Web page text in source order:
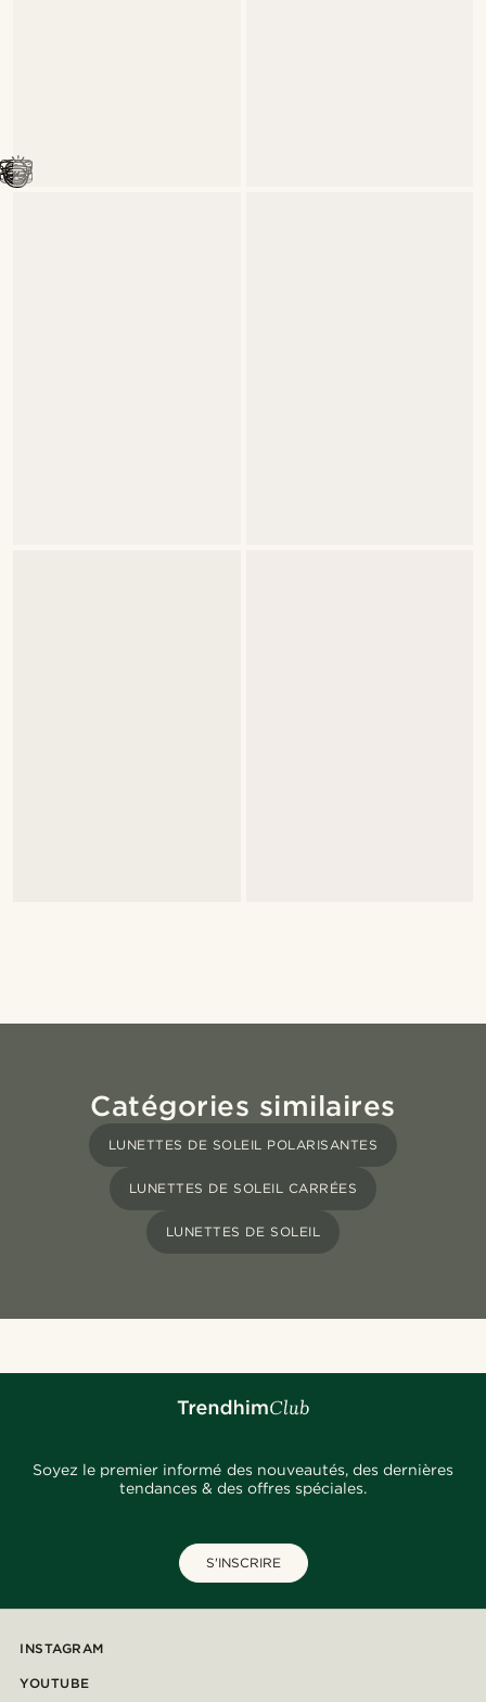
Catégories similaires
LUNETTES DE SOLEIL POLARISANTES
LUNETTES DE SOLEIL CARRÉES
LUNETTES DE SOLEIL
Soyez le premier informé des nouveautés, des dernières
tendances & des offres spéciales.
S'INSCRIRE
INSTAGRAM
YOUTUBE